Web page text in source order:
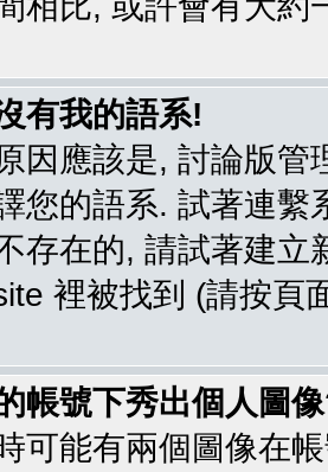
有我的語系!
因應該是, 討論版
您的語系. 試著連
存在的, 請試著建
裡被找到 (請按頁
帳號下秀出個人圖
可能有兩個圖像在